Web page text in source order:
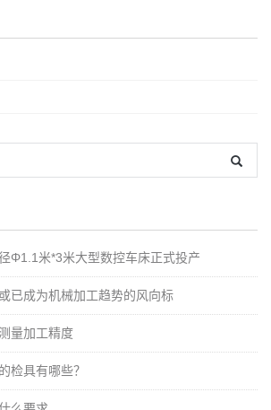
Φ1.1米*3米大型数控车床正式投产
已成为机械加工趋势的风向标
量加工精度
检具有哪些？